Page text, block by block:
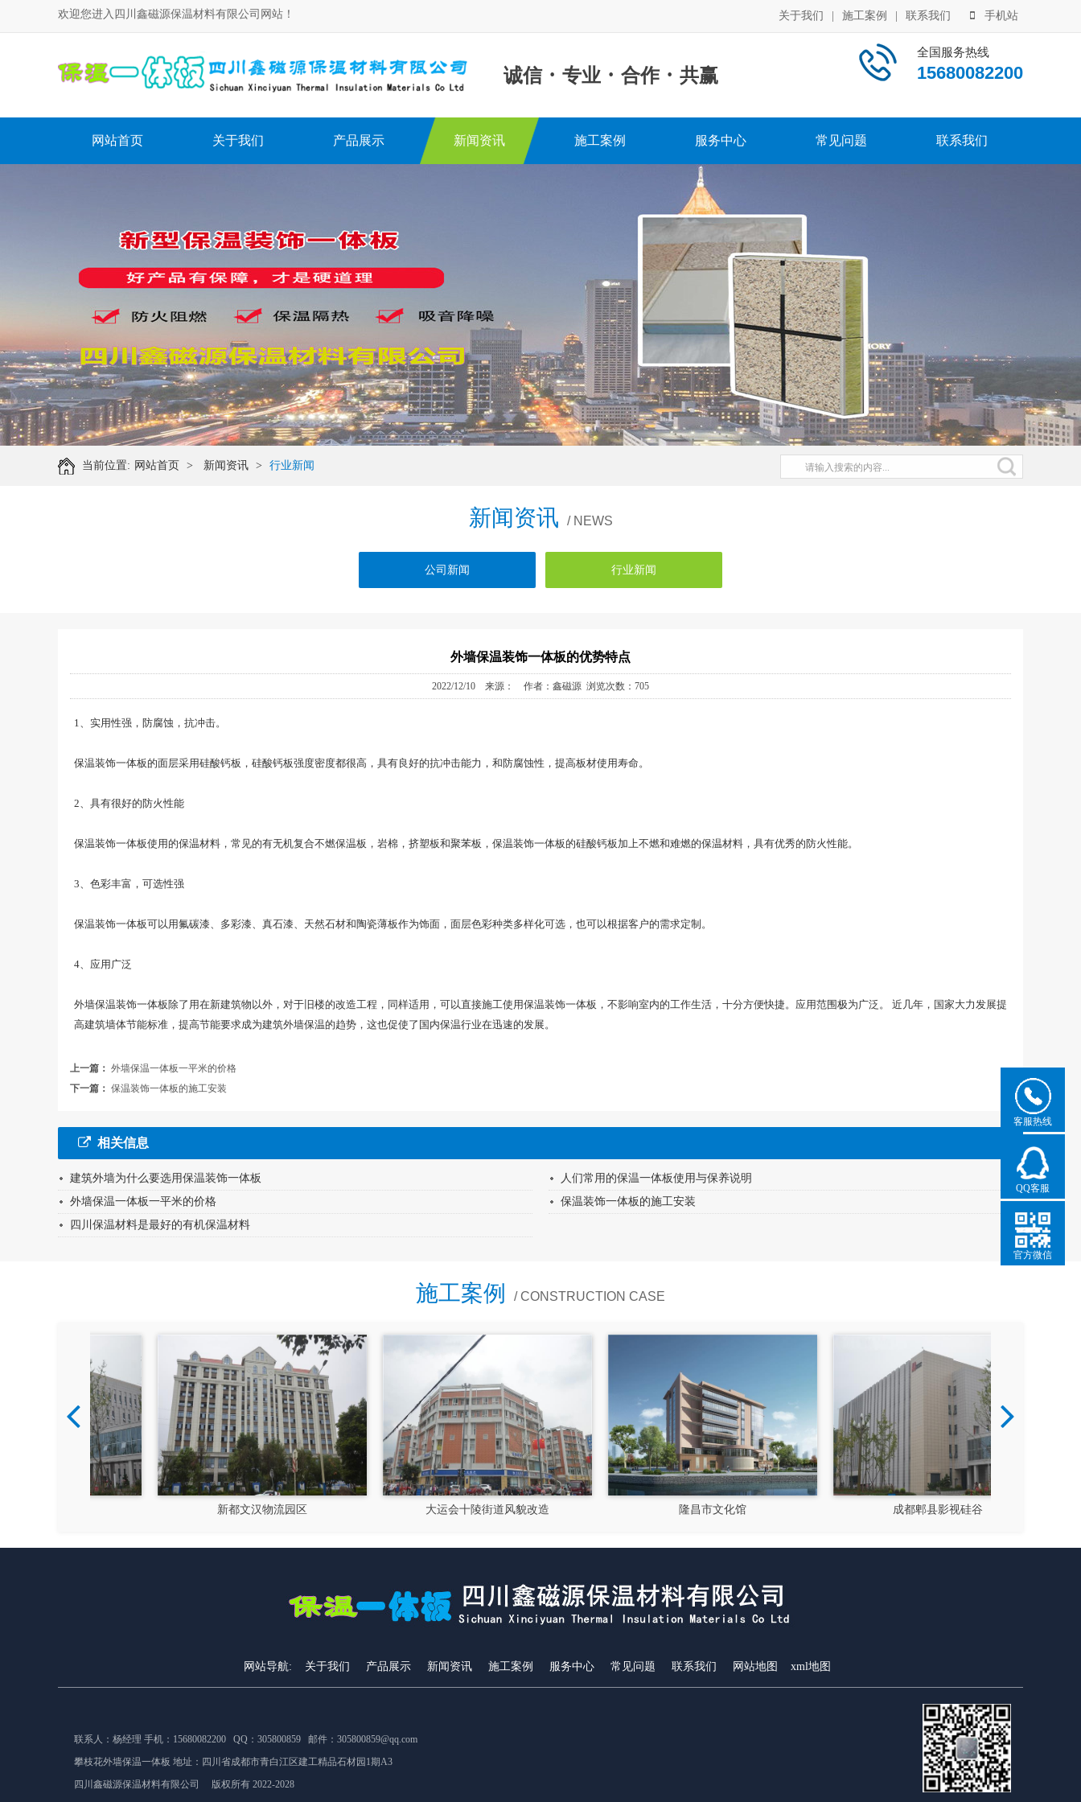
欢迎您进入四川鑫磁源保温材料有限公司网站！ 关于我们 施工案例 联系我们 手机站
诚信 · 专业 · 合作 · 共赢
全国服务热线
15680082200
网站首页 关于我们 产品展示 新闻资讯 施工案例 服务中心 常见问题 联系我们
当前位置: 网站首页 > 新闻资讯 > 行业新闻
新闻资讯 / NEWS
公司新闻 行业新闻
外墙保温装饰一体板的优势特点
2022/12/10 来源： 作者：鑫磁源 浏览次数：705
1、实用性强，防腐蚀，抗冲击。
保温装饰一体板的面层采用硅酸钙板，硅酸钙板强度密度都很高，具有良好的抗冲击能力，和防腐蚀性，提高板材使用寿命。
2、具有很好的防火性能
保温装饰一体板使用的保温材料，常见的有无机复合不燃保温板，岩棉，挤塑板和聚苯板，保温装饰一体板的硅酸钙板加上不燃和难燃的保温材料，具有优秀的防火性能。
3、色彩丰富，可选性强
保温装饰一体板可以用氟碳漆、多彩漆、真石漆、天然石材和陶瓷薄板作为饰面，面层色彩种类多样化可选，也可以根据客户的需求定制。
4、应用广泛
外墙保温装饰一体板除了用在新建筑物以外，对于旧楼的改造工程，同样适用，可以直接施工使用保温装饰一体板，不影响室内的工作生活，十分方便快捷。应用范围极为广泛。 近几年，国家大力发展提
高建筑墙体节能标准，提高节能要求成为建筑外墙保温的趋势，这也促使了国内保温行业在迅速的发展。
上一篇： 外墙保温一体板一平米的价格
下一篇： 保温装饰一体板的施工安装
相关信息
建筑外墙为什么要选用保温装饰一体板
人们常用的保温一体板使用与保养说明
外墙保温一体板一平米的价格
保温装饰一体板的施工安装
四川保温材料是最好的有机保温材料
施工案例 / CONSTRUCTION CASE
新都文汉物流园区 大运会十陵街道风貌改造 隆昌市文化馆 成都郫县影视硅谷
网站导航: 关于我们 产品展示 新闻资讯 施工案例 服务中心 常见问题 联系我们 网站地图 xml地图
联系人：杨经理 手机：15680082200 QQ：305800859 邮件：305800859@qq.com
攀枝花外墙保温一体板 地址： 四川省成都市青白江区建工精品石材园1期A3
四川鑫磁源保温材料有限公司 版权所有 2022-2028
客服热线
QQ客服
官方微信